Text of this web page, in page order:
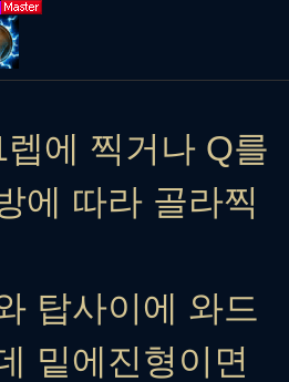
에 찍거나 Q를
에 따라 골라찍
탑사이에 와드
밑에진형이면